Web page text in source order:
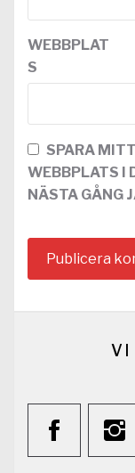
WEBBPLAT
S
SPARA
WEBBPLATS I
NÄSTA GÅNG
VI